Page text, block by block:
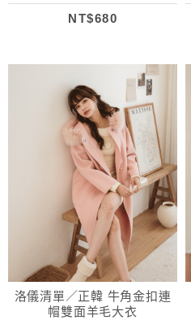
NT$680
洛儀清單／正韓 牛角金扣連
帽雙面羊毛大衣